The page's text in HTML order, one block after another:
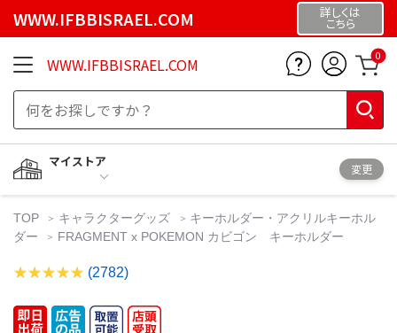
WWW.IFBBISRAEL.COM 詳しくは
こちら
WWW.IFBBISRAEL.COM 0
マイストア
変更
TOP キャラクターグッズ
キーホルダー・アクリルキーホル
ダー
FRAGMENT x POKEMON カビゴン キーホルダー
(2782)